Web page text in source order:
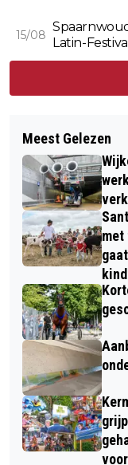
15/08 Latin-
Meest Gelezen